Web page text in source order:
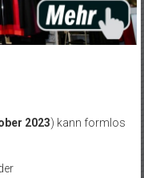
2023) kann formlos